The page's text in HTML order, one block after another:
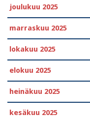
joulukuu 2025
marraskuu 2025
lokakuu 2025
elokuu 2025
heinäkuu 2025
kesäkuu 2025